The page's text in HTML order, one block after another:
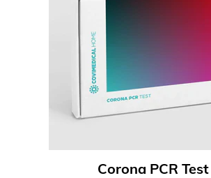
Corona PCR Test